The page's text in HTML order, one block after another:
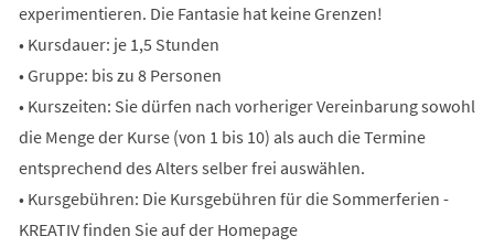
experimentieren. Die Fantasie hat keine Grenzen!
• Kursdauer: je 1,5 Stunden
• Gruppe: bis zu 8 Personen
• Kurszeiten: Sie dürfen nach vorheriger Vereinbarung sowohl
die Menge der Kurse (von 1 bis 10) als auch die Termine
entsprechend des Alters selber frei auswählen.
• Kursgebühren: Die Kursgebühren für die Sommerferien -
KREATIV finden Sie auf der Homepage